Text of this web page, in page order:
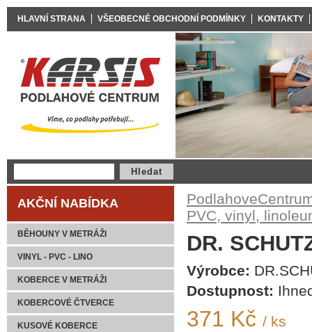
AKČNÍ NABÍDKA
BĚHOUNY V METRÁŽI
VINYL - PVC - LINO
KOBERCE V METRÁŽI
KOBERCOVÉ ČTVERCE
KUSOVÉ KOBERCE
PVC, vinyl,
DR.
Výrobce:
Dostupnost:
371 Kč / ks
HLAVNÍ STRANA VŠEOBECNÉ OBCHODNÍ PODMÍNKY KONTAKTY